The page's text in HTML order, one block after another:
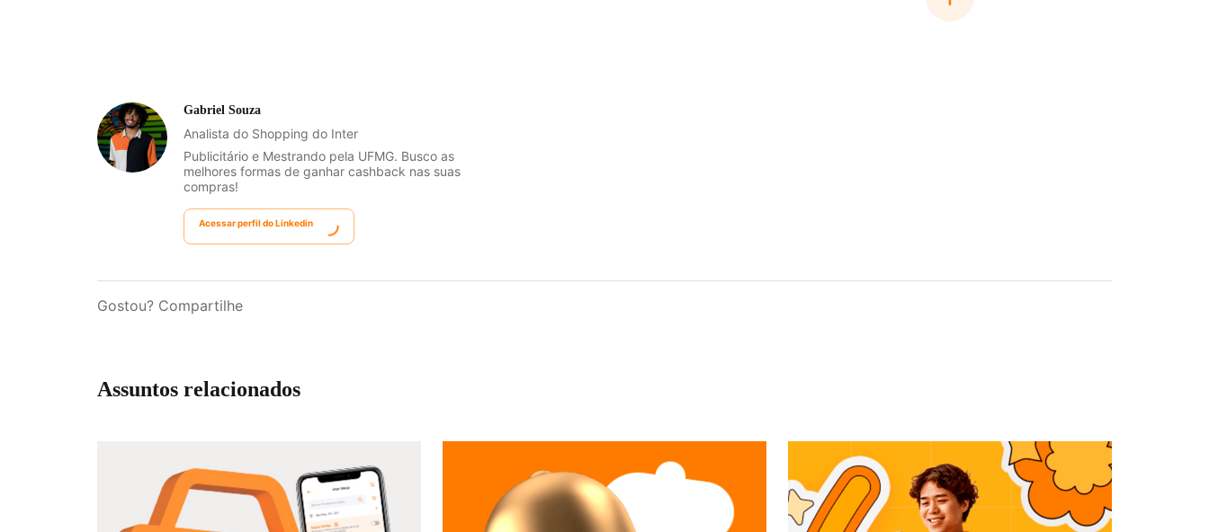
Gabriel Souza
Analista do Shopping do Inter
Publicitário e Mestrando pela UFMG. Busco as
melhores formas de ganhar cashback nas suas
compras!
Acessar perfil do Linkedin
Gostou? Compartilhe
Assuntos relacionados